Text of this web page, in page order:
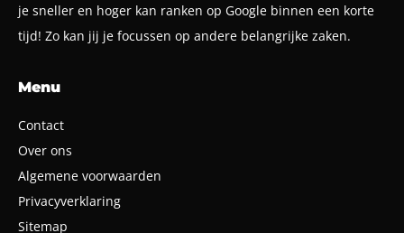
je sneller en hoger kan ranken op Google binnen een korte
tijd! Zo kan jij je focussen op andere belangrijke zaken.
Menu
Contact
Over ons
Algemene voorwaarden
Privacyverklaring
Sitemap